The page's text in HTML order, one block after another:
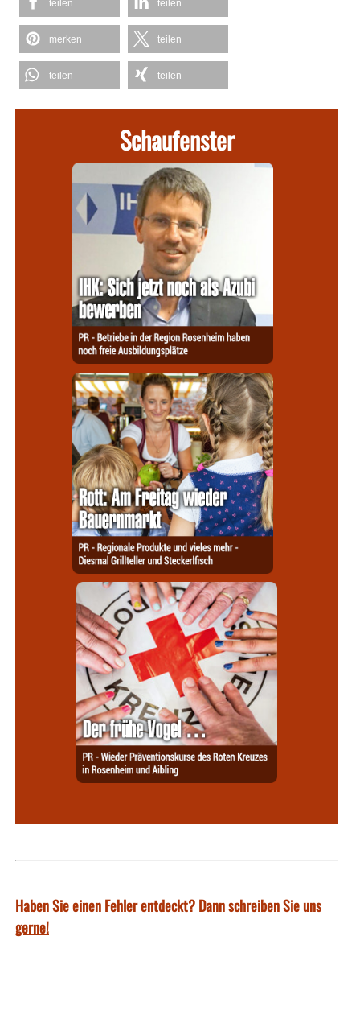
teilen teilen
merken teilen
teilen teilen
Schaufenster
Haben Sie einen Fehler entdeckt? Dann schreiben Sie uns
gerne!